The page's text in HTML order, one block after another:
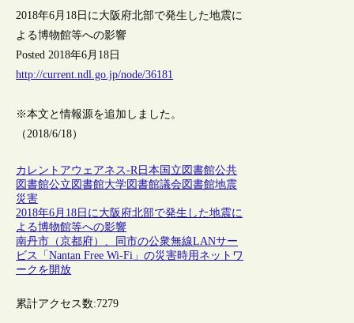
2018年6月18日に大阪府北部で発生した地震に
よる博物館等への影響
Posted 2018年6月18日
http://current.ndl.go.jp/node/36181
※本文と情報源を追加しました。
（2018/6/18）
カレントアウェアネス-R日本 国立図書館公共
図書館公立図書館大学図書館議会図書館地震
災害
2018年6月18日に大阪府北部で発生した地震に
よる博物館等への影響
南丹市（京都府）、同市の公衆無線LANサー
ビス「Nantan Free Wi-Fi」の災害時用ネットワ
ークを開放
累計アクセス数:7279